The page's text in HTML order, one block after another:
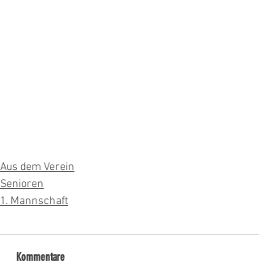
Aus dem Verein
Senioren
1. Mannschaft
Kommentare